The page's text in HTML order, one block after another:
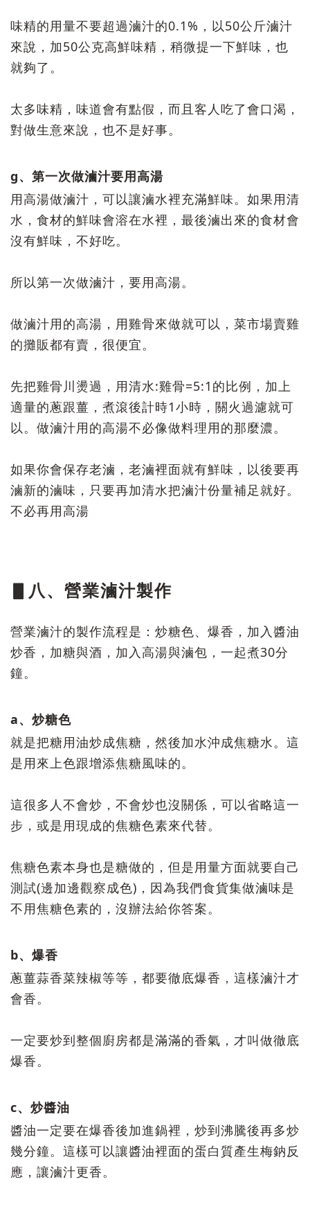
味精的用量不要超過滷汁的0.1%，以50公斤滷汁
來說，加50公克高鮮味精，稍微提一下鮮味，也
就夠了。
太多味精，味道會有點假，而且客人吃了會口渴，
對做生意來說，也不是好事。
g、第一次做滷汁要用高湯
用高湯做滷汁，可以讓滷水裡充滿鮮味。如果用清
水，食材的鮮味會溶在水裡，最後滷出來的食材會
沒有鮮味，不好吃。
所以第一次做滷汁，要用高湯。
做滷汁用的高湯，用雞骨來做就可以，菜市場賣雞
的攤販都有賣，很便宜。
先把雞骨川燙過，用清水:雞骨=5:1的比例，加上
適量的蔥跟薑，煮滾後計時1小時，關火過濾就可
以。做滷汁用的高湯不必像做料理用的那麼濃。
如果你會保存老滷，老滷裡面就有鮮味，以後要再
滷新的滷味，只要再加清水把滷汁份量補足就好。
不必再用高湯
▋八、營業滷汁製作
營業滷汁的製作流程是：炒糖色、爆香，加入醬油
炒香，加糖與酒，加入高湯與滷包，一起煮30分
鐘。
a、炒糖色
就是把糖用油炒成焦糖，然後加水沖成焦糖水。這
是用來上色跟增添焦糖風味的。
這很多人不會炒，不會炒也沒關係，可以省略這一
步，或是用現成的焦糖色素來代替。
焦糖色素本身也是糖做的，但是用量方面就要自己
測試(邊加邊觀察成色)，因為我們食貨集做滷味是
不用焦糖色素的，沒辦法給你答案。
b、爆香
蔥薑蒜香菜辣椒等等，都要徹底爆香，這樣滷汁才
會香。
一定要炒到整個廚房都是滿滿的香氣，才叫做徹底
爆香。
c、炒醬油
醬油一定要在爆香後加進鍋裡，炒到沸騰後再多炒
幾分鐘。這樣可以讓醬油裡面的蛋白質產生梅鈉反
應，讓滷汁更香。